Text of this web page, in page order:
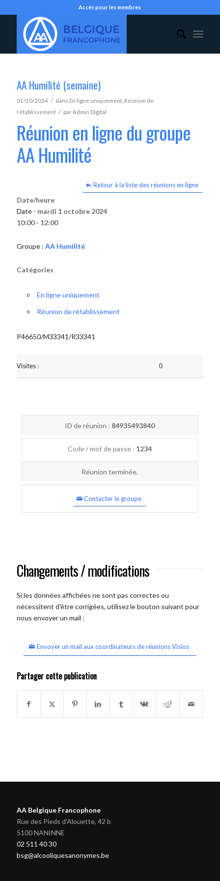
Accès pour les membres
AA Humilité (semaine)
01/10/2024 / dans En ligne uniquement, Réunion de
rétablissement / parAdmin Digital
Réunion en ligne du groupe
AA Humilité
Retour à la liste des réunions en ligne
Date/heure
Date - mardi 1 octobre 2024
10:00 - 12:00
Groupe : AA Humilité
Catégories
En ligne uniquement
Réunion de rétablissement
P46650/M33341/R33341
Visites : 0
ID de réunion : 84935493840
Code / mot de passe : 1234
Réunion terminée.
Contacter le groupe
Changements / modifications
Si les données affichées ne sont pas correctes ou
nécessitent d'être corrigées, utilisez le bouton suivant pour
nous envoyer un mail :
Envoyer un mail aux coordinateurs de réunions Visios
Partager cette publication
AA Belgique Francophone
Rue des Pieds d'Alouette, 42 b
5100 NANINNE
02 511 40 30
bsg@alcooliquesanonymes.be